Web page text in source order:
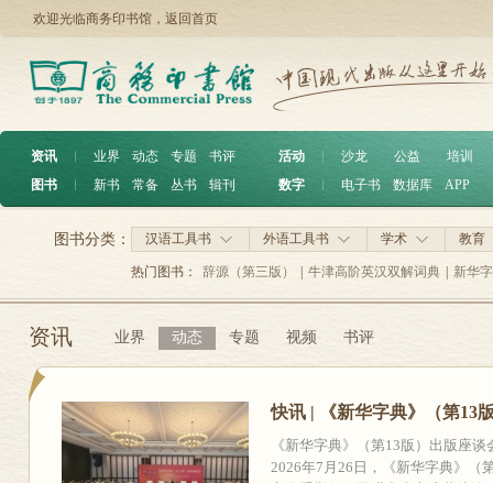
欢迎光临商务印书馆， 返回首页
资讯 ︱ 业界 动态 专题
书评
图书
︱ 新书 常备 丛书 辑刊
活动 沙龙 公益
培训
数字
电子书 数据库 APP
汉语工具书 外语工具书 学术 教育
图书分类：
热门图书： 辞源（第三版） 牛津高阶英汉双解词典 新华
资讯 业界 动态 专题 视频 书评
快讯 | 《新华字典》（第13
《新华字典》（第13版）出版
2026年7月26日，《新华字典》（